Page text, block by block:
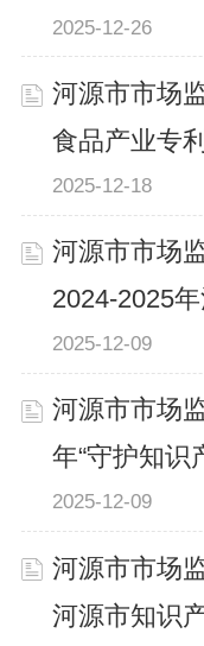
2025-12-26
河源市市场
食品产业专
2025-12-18
河源市市场
2024-2025
2025-12-09
河源市市场
年“守护知识
2025-12-09
河源市市场
河源市知识